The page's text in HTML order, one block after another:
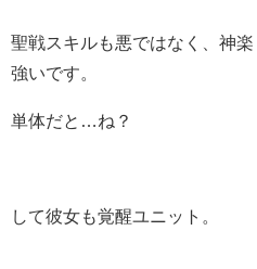
聖戦スキルも悪ではなく、神
強いです。
単体だと…ね？
して彼女も覚醒ユニット。